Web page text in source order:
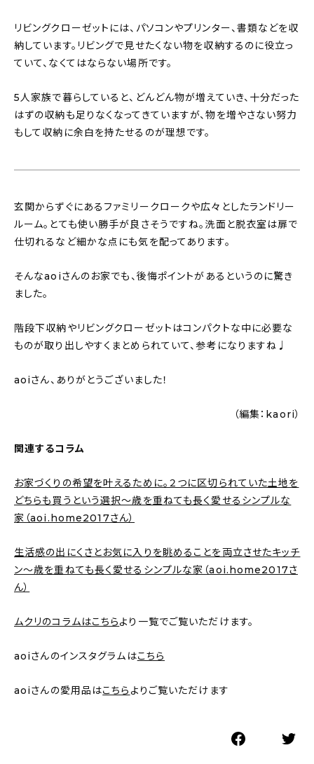
リビングクローゼットには、パソコンやプリンター、書類などを収
納しています。リビングで見せたくない物を収納するのに役立っ
ていて、なくてはならない場所です。
5人家族で暮らしていると、どんどん物が増えていき、十分だった
はずの収納も足りなくなってきていますが、物を増やさない努力
もして収納に余白を持たせるのが理想です。
玄関からずぐにあるファミリークロークや広々としたランドリー
ルーム。とても使い勝手が良さそうですね。洗面と脱衣室は扉で
仕切れるなど細かな点にも気を配ってあります。
そんなaoiさんのお家でも、後悔ポイントがあるというのに驚き
ました。
階段下収納やリビングクローゼットはコンパクトな中に必要な
ものが取り出しやすくまとめられていて、参考になりますね♩
aoiさん、ありがとうございました！
（編集：kaori）
関連するコラム
お家づくりの希望を叶えるために。２つに区切られていた土地を
どちらも買うという選択〜歳を重ねても長く愛せるシンプルな
家（aoi.home2017さん）
生活感の出にくさとお気に入りを眺めることを両立させたキッチ
ン〜歳を重ねても長く愛せるシンプルな家（aoi.home2017さ
ん）
ムクリのコラムはこちらより一覧でご覧いただけます。
aoiさんのインスタグラムはこちら
aoiさんの愛用品はこちら よりご覧いただけます